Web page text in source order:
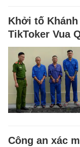
Khởi tố Khánh
TikToker Vua
Công an xác